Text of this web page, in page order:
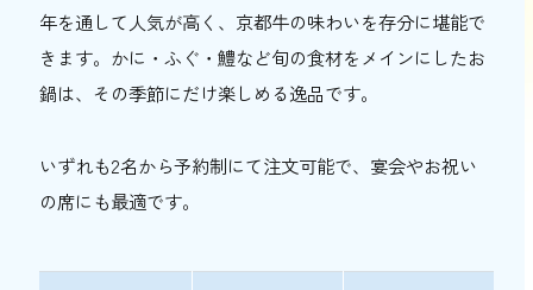
年を通して人気が高く、京都牛の味わいを存分に堪能で
きます。かに・ふぐ・鱧など旬の食材をメインにしたお
鍋は、その季節にだけ楽しめる逸品です。
いずれも2名から予約制にて注文可能で、宴会やお祝い
の席にも最適です。